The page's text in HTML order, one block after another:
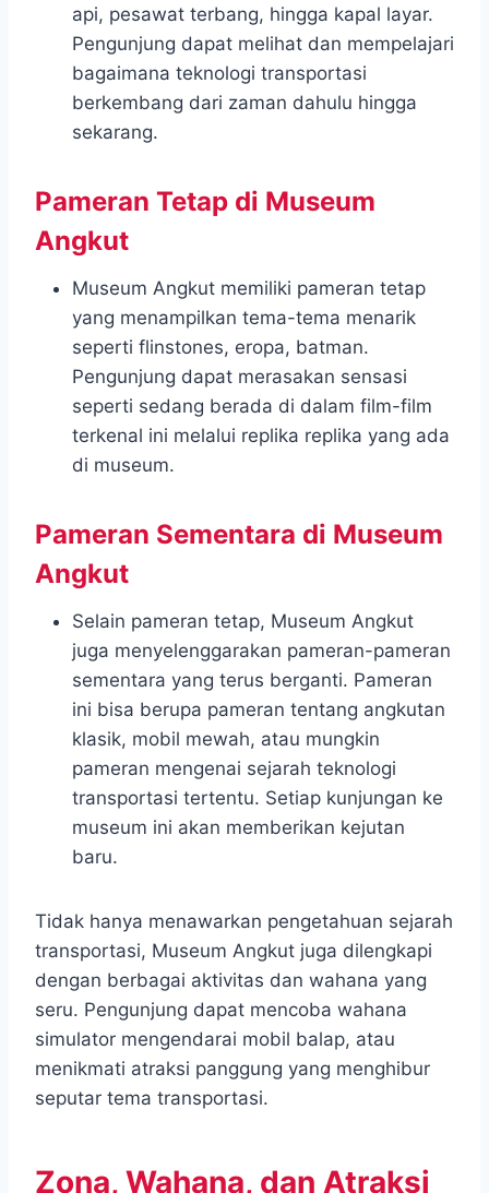
api, pesawat terbang, hingga kapal layar.
Pengunjung dapat melihat dan mempelajari
bagaimana teknologi transportasi
berkembang dari zaman dahulu hingga
sekarang.
Pameran Tetap di Museum
Angkut
Museum Angkut memiliki pameran tetap
yang menampilkan tema-tema menarik
seperti flinstones, eropa, batman.
Pengunjung dapat merasakan sensasi
seperti sedang berada di dalam film-film
terkenal ini melalui replika replika yang ada
di museum.
Pameran Sementara di Museum
Angkut
Selain pameran tetap, Museum Angkut
juga menyelenggarakan pameran-pameran
sementara yang terus berganti. Pameran
ini bisa berupa pameran tentang angkutan
klasik, mobil mewah, atau mungkin
pameran mengenai sejarah teknologi
transportasi tertentu. Setiap kunjungan ke
museum ini akan memberikan kejutan
baru.
Tidak hanya menawarkan pengetahuan sejarah
transportasi, Museum Angkut juga dilengkapi
dengan berbagai aktivitas dan wahana yang
seru. Pengunjung dapat mencoba wahana
simulator mengendarai mobil balap, atau
menikmati atraksi panggung yang menghibur
seputar tema transportasi.
Zona, Wahana, dan Atraksi